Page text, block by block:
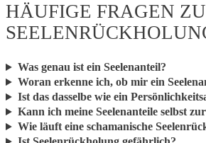
HÄUFIGE FRAGEN
Was genau ist ein Seelenanteil?
Woran erkenne ich, ob mir ein
Ist das dasselbe wie ein
Kann ich meine Seelenanteile selbst
Wie läuft eine schamanische